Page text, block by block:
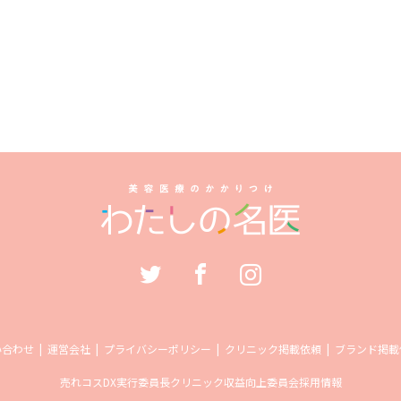
わせ 運営会社 プライバシーポリシー クリニック掲載依頼 ブランド掲
売れコスDX実行委員長クリニック収益向上委員会採用情報